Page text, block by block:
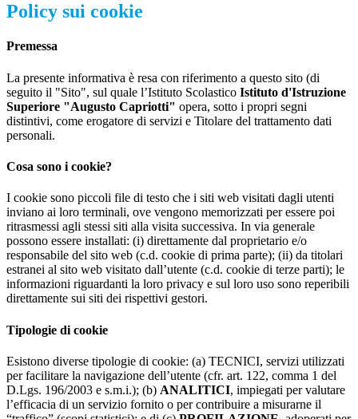
Policy sui cookie
Premessa
La presente informativa è resa con riferimento a questo sito (di
seguito il "Sito", sul quale l’Istituto Scolastico Istituto d'Istruzione
Superiore "Augusto Capriotti" opera, sotto i propri segni
distintivi, come erogatore di servizi e Titolare del trattamento dati
personali.
Cosa sono i cookie?
I cookie sono piccoli file di testo che i siti web visitati dagli utenti
inviano ai loro terminali, ove vengono memorizzati per essere poi
ritrasmessi agli stessi siti alla visita successiva. In via generale
possono essere installati: (i) direttamente dal proprietario e/o
responsabile del sito web (c.d. cookie di prima parte); (ii) da titolari
estranei al sito web visitato dall’utente (c.d. cookie di terze parti); le
informazioni riguardanti la loro privacy e sul loro uso sono reperibili
direttamente sui siti dei rispettivi gestori.
Tipologie di cookie
Esistono diverse tipologie di cookie: (a) TECNICI, servizi utilizzati
per facilitare la navigazione dell’utente (cfr. art. 122, comma 1 del
D.Lgs. 196/2003 e s.m.i.); (b) ANALITICI, impiegati per valutare
l’efficacia di un servizio fornito o per contribuire a misurarne il